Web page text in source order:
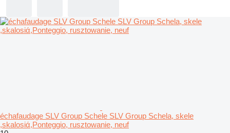
échafaudage SLV Group Schele SLV Group Schela, skele
,skalosiά,Ponteggio, rusztowanie, neuf